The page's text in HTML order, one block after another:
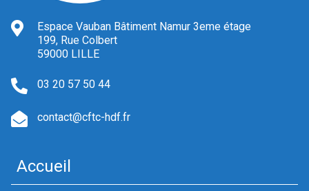
Espace Vauban Bâtiment Namur 3eme étage
199, Rue Colbert
59000 LILLE
03 20 57 50 44
contact@cftc-hdf.fr
Accueil